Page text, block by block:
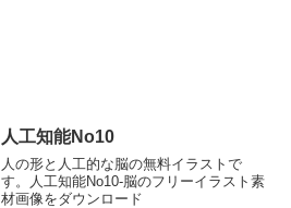
人工知能No10
人の形と人工的な脳の無料イラストで
す。人工知能No10-脳のフリーイラスト素
材画像をダウンロード